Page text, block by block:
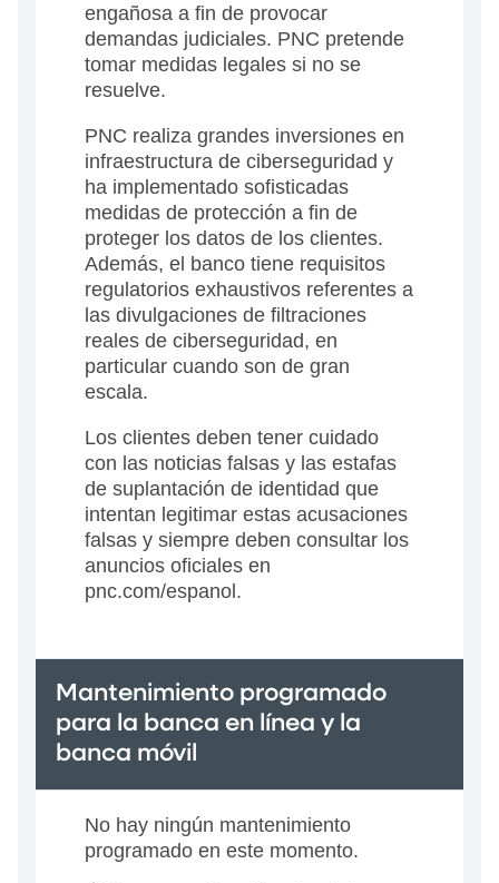
engañosa a fin de provocar
demandas judiciales. PNC pretende
tomar medidas legales si no se
resuelve.
PNC realiza grandes inversiones en
infraestructura de ciberseguridad y
ha implementado sofisticadas
medidas de protección a fin de
proteger los datos de los clientes.
Además, el banco tiene requisitos
regulatorios exhaustivos referentes a
las divulgaciones de filtraciones
reales de ciberseguridad, en
particular cuando son de gran
escala.
Los clientes deben tener cuidado
con las noticias falsas y las estafas
de suplantación de identidad que
intentan legitimar estas acusaciones
falsas y siempre deben consultar los
anuncios oficiales en
pnc.com/espanol.
Mantenimiento programado
para la banca en línea y la
banca móvil
No hay ningún mantenimiento
programado en este momento.